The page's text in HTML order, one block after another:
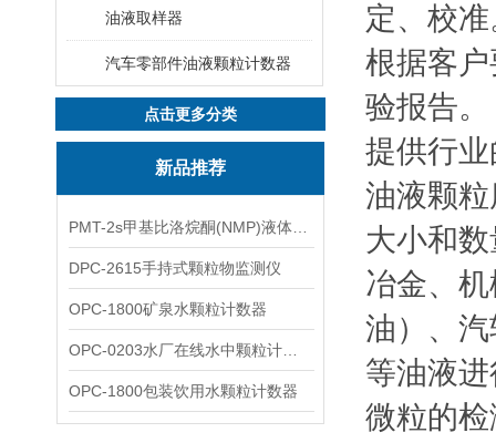
油液取样器
汽车零部件油液颗粒计数器
点击更多分类
新品推荐
DPC-2615手持式颗粒物监测仪
OPC-1800矿泉水颗粒计数器
OPC-1800包装饮用水颗粒计数器
定、校
根据客
验报告。
提供行
油液颗
大小和
冶金、
油）、
等油液
微粒的